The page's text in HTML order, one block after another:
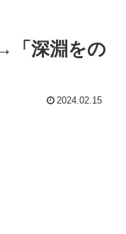
「深淵をの
2024.02.15